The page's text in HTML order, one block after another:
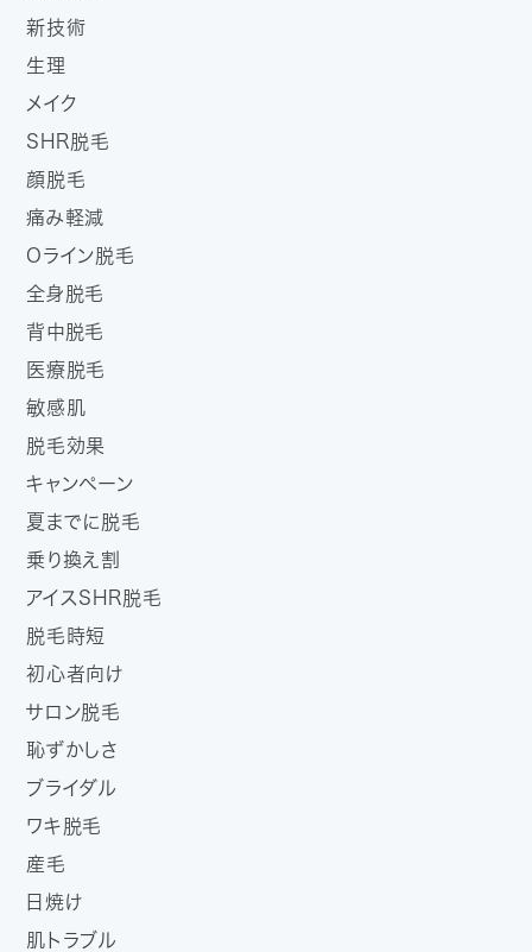
新技術
生理
メイク
SHR脱毛
顔脱毛
痛み軽減
Oライン脱毛
全身脱毛
背中脱毛
医療脱毛
敏感肌
脱毛効果
キャンペーン
夏までに脱毛
乗り換え割
アイスSHR脱毛
脱毛時短
初心者向け
サロン脱毛
恥ずかしさ
ブライダル
ワキ脱毛
産毛
日焼け
肌トラブル